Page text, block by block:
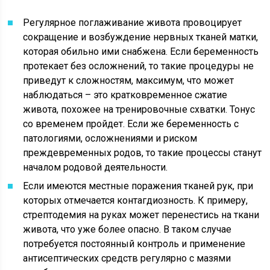
Регулярное поглаживание живота провоцирует
сокращение и возбуждение нервных тканей матки,
которая обильно ими снабжена. Если беременность
протекает без осложнений, то такие процедуры не
приведут к сложностям, максимум, что может
наблюдаться – это кратковременное сжатие
живота, похожее на тренировочные схватки. Тонус
со временем пройдет. Если же беременность с
патологиями, осложнениями и риском
преждевременных родов, то такие процессы станут
началом родовой деятельности.
Если имеются местные поражения тканей рук, при
которых отмечается контагдиозность. К примеру,
стрептодемия на руках может перенестись на ткани
живота, что уже более опасно. В таком случае
потребуется постоянный контроль и применение
антисептических средств регулярно с мазями